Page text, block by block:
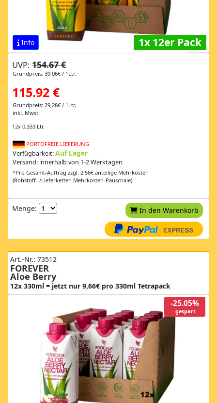
Info 1x 12er Pack
UVP: 154.67 €
Grundpreis: 39.06€ / 1Ltr.
115.92 €
Grundpreis: 29,28€ / 1Ltr,
inkl. Mwst.
12x 0,333 Ltr.
PORTOFREIE LIEFERUNG
Verfügbarkeit:Auf Lager
Versand: innerhalb von 1-2 Werktagen
*Pro Gesamt-Auftrag zzgl. 2.56€ anteilige Mehrkosten
(Rohstoff- /Lieferketten Mehrkosten-Pauschale)
Menge: In den Warenkorb
Art.-Nr.: 73512
FOREVER
Aloe Berry
12x 330ml = jetzt nur 9,66€ pro 330ml Tetrapack
-25.05%
gespart